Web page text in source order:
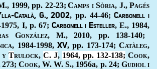
, 1999, pp. 22-23; Camps i Sòria, J., Pagés
Català, G., 2002, pp. 44-46;Carbonell i
, I, p. 67;Carbonell i Esteller, E., 1984,
González, M., 2010,pp. 138-140;
, 1984-1998,XV, pp. 173-174;Catàleg,
y Trulock, C. J, 1964, pp. 132-138; Cook,
273; Cook, W. W. S., 1956a, p. 24; Gudiol i